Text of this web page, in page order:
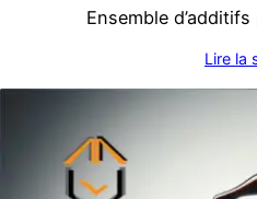
Ensemble
Lire la